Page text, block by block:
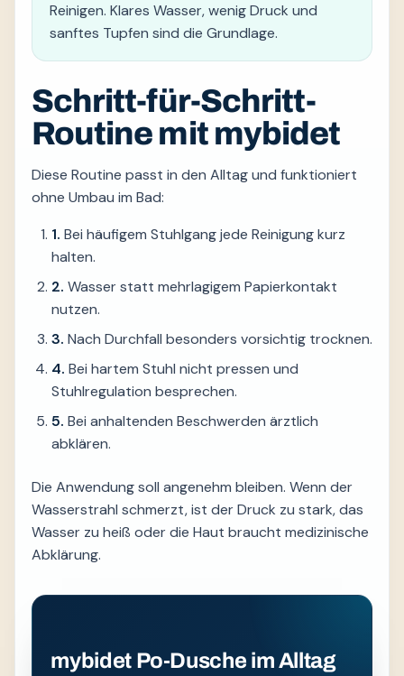
Reinigen. Klares Wasser, wenig Druck und
sanftes Tupfen sind die Grundlage.
Schritt-für-Schritt-
Routine mit mybidet
Diese Routine passt in den Alltag und funktioniert
ohne Umbau im Bad:
1. Bei häufigem Stuhlgang jede Reinigung kurz
halten.
2. Wasser statt mehrlagigem Papierkontakt
nutzen.
3. Nach Durchfall besonders vorsichtig trocknen.
4. Bei hartem Stuhl nicht pressen und
Stuhlregulation besprechen.
5. Bei anhaltenden Beschwerden ärztlich
abklären.
Die Anwendung soll angenehm bleiben. Wenn der
Wasserstrahl schmerzt, ist der Druck zu stark, das
Wasser zu heiß oder die Haut braucht medizinische
Abklärung.
mybidet Po-Dusche im Alltag